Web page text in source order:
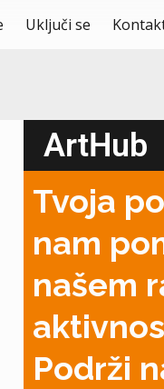
Uključi se
ArtHub
Tvoja
nam
našem
Podrži